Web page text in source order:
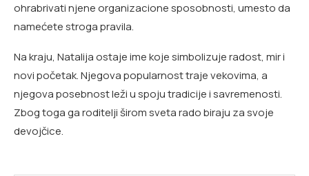
ohrabrivati njene organizacione sposobnosti, umesto da
namećete stroga pravila.
Na kraju, Natalija ostaje ime koje simbolizuje radost, mir i
novi početak. Njegova popularnost traje vekovima, a
njegova posebnost leži u spoju tradicije i savremenosti.
Zbog toga ga roditelji širom sveta rado biraju za svoje
devojčice.